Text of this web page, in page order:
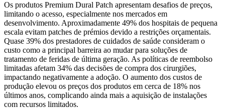
Os produtos Premium Dural Patch apresentam desafios de preços,
limitando o acesso, especialmente nos mercados em
desenvolvimento. Aproximadamente 49% dos hospitais de pequena
escala evitam patches de prémios devido a restrições orçamentais.
Quase 39% dos prestadores de cuidados de saúde consideram o
custo como a principal barreira ao mudar para soluções de
tratamento de feridas de última geração. As políticas de reembolso
limitadas afetam 34% das decisões de compra dos cirurgiões,
impactando negativamente a adoção. O aumento dos custos de
produção elevou os preços dos produtos em cerca de 18% nos
últimos anos, complicando ainda mais a aquisição de instalações
com recursos limitados.